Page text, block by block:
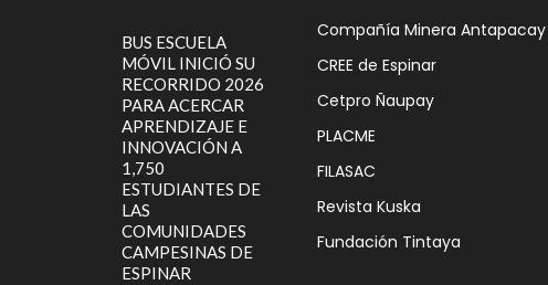
BUS ESCUELA
MÓVIL INICIÓ SU
RECORRIDO 2026
PARA ACERCAR
APRENDIZAJE E
INNOVACIÓN A
1,750
ESTUDIANTES DE
LAS
COMUNIDADES
CAMPESINAS DE
ESPINAR
Compañía Minera Antapacay
CREE de Espinar
Cetpro Ñaupay
PLACME
FILASAC
Revista Kuska
Fundación Tintaya